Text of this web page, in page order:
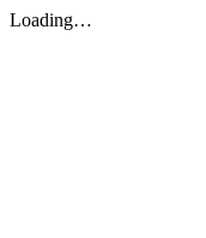
Loading…